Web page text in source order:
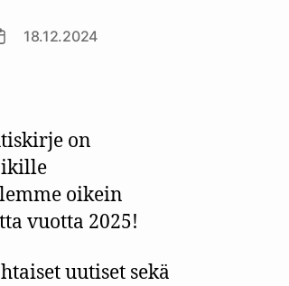
18.12.2024
on
oikein
vuotta 2025!
uutiset sekä